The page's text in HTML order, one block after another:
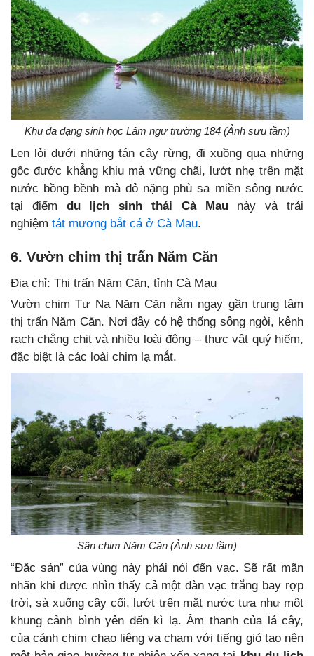
Khu đa dạng sinh học Lâm ngư trường 184 (Ảnh sưu tầm)
Len lỏi dưới những tán cây rừng, đi xuồng qua những
gốc đước khẳng khiu mà vững chãi, lướt nhẹ trên mặt
nước bồng bềnh mà đỏ nặng phù sa miền sông nước
tại điểm du lịch sinh thái Cà Maunày và trải
nghiệm tát mương bắt cá ở Cà Mau.
6. Vườn chim thị trấn Năm Căn
Địa chỉ: Thị trấn Năm Căn, tỉnh Cà Mau
Vườn chim Tư Na Năm Căn nằm ngay gần trung tâm
thị trấn Năm Căn. Nơi đây có hệ thống sông ngòi, kênh
rạch chằng chịt và nhiều loài động – thực vật quý hiếm,
đặc biệt là các loài chim lạ mắt.
Sân chim Năm Căn (Ảnh sưu tầm)
“Đặc sản” của vùng này phải nói đến vạc. Sẽ rất mãn
nhãn khi được nhìn thấy cả một đàn vạc trắng bay rợp
trời, sà xuống cây cối, lướt trên mặt nước tựa như một
khung cảnh bình yên đến kì lạ. Âm thanh của lá cây,
của cánh chim chao liệng va chạm với tiếng gió tạo nên